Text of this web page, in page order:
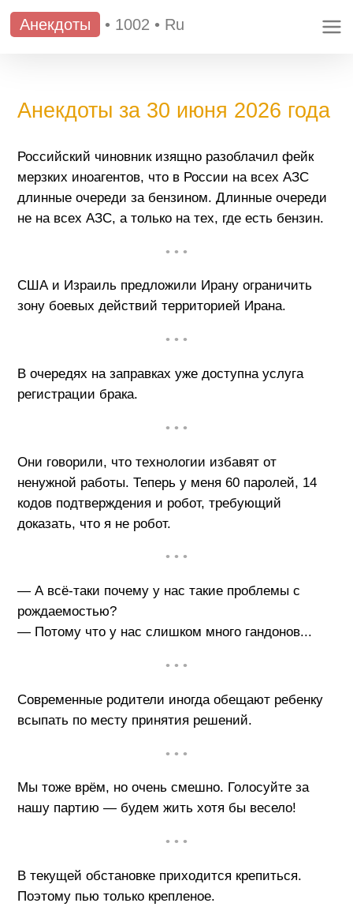
Анекдоты • 1002 • Ru
Анекдоты за 30 июня 2026 года
Российский чиновник изящно разоблачил фейк
мерзких иноагентов, что в России на всех АЗС
длинные очереди за бензином. Длинные очереди
не на всех АЗС, а только на тех, где есть бензин.
• • •
США и Израиль предложили Ирану ограничить
зону боевых действий территорией Ирана.
• • •
В очередях на заправках уже доступна услуга
регистрации брака.
• • •
Они говорили, что технологии избавят от
ненужной работы. Теперь у меня 60 паролей, 14
кодов подтверждения и робот, требующий
доказать, что я не робот.
• • •
— А всё-таки почему у нас такие проблемы с
рождаемостью?
— Потому что у нас слишком много гандонов...
• • •
Современные родители иногда обещают ребенку
всыпать по месту принятия решений.
• • •
Мы тоже врём, но очень смешно. Голосуйте за
нашу партию — будем жить хотя бы весело!
• • •
В текущей обстановке приходится крепиться.
Поэтому пью только крепленое.